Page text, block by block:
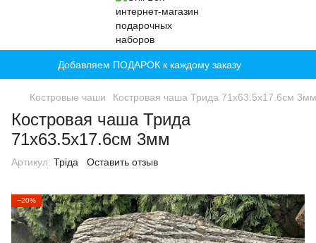
Добавляем ПОДАРОК к каждому заказу
Костровые чаши Костровая чаша Трида 71х63.5х17.6см 3мм
Костровая чаша Трида
71х63.5х17.6см 3мм
Артикул: Тріда Оставить отзыв
−20%